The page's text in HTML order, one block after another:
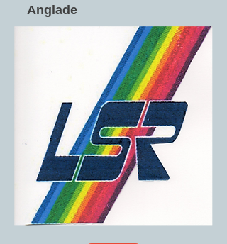
Anglade